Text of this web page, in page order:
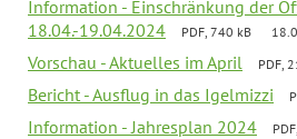
Information - Einschränkung der
18.04.-19.04.2024
PDF, 740 kB
Vorschau - Aktuelles im April PDF,
Bericht - Ausflug in das Igelmizzi
Information - Jahresplan 2024